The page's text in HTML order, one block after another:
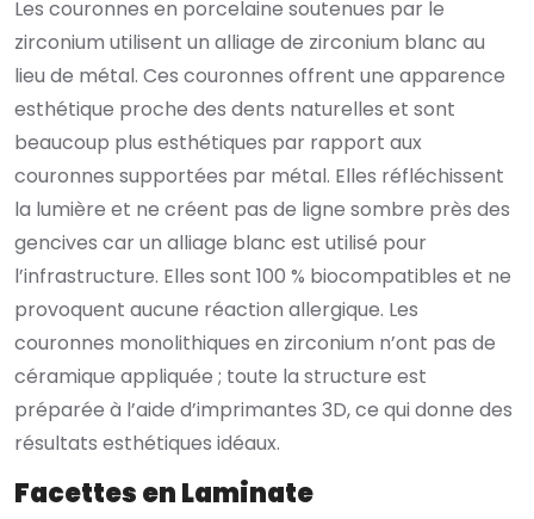
Les couronnes en porcelaine soutenues par le
zirconium utilisent un alliage de zirconium blanc au
lieu de métal. Ces couronnes offrent une apparence
esthétique proche des dents naturelles et sont
beaucoup plus esthétiques par rapport aux
couronnes supportées par métal. Elles réfléchissent
la lumière et ne créent pas de ligne sombre près des
gencives car un alliage blanc est utilisé pour
l’infrastructure. Elles sont 100 % biocompatibles et ne
provoquent aucune réaction allergique. Les
couronnes monolithiques en zirconium n’ont pas de
céramique appliquée ; toute la structure est
préparée à l’aide d’imprimantes 3D, ce qui donne des
résultats esthétiques idéaux.
Facettes en Laminate